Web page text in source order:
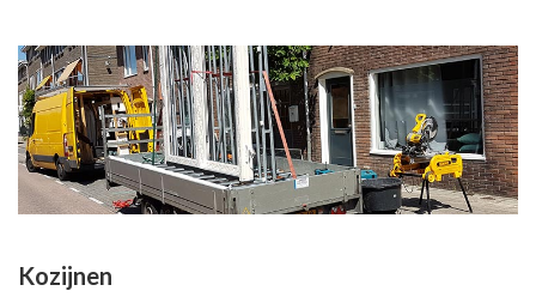
Kozijnen